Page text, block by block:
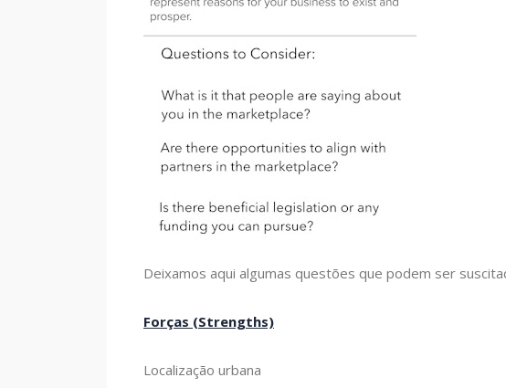
Deixamos aqui algumas questões que podem ser
Forças (Strengths)
Localização urbana